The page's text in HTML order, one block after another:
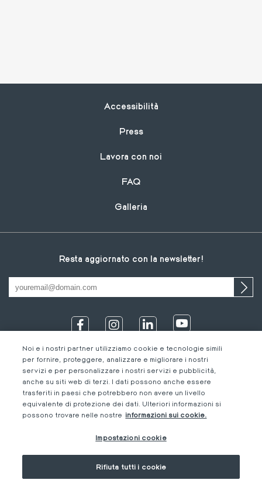
Footer
Accessibilità
Press
Lavora con noi
FAQ
Galleria
Resta aggiornato con la newsletter!
Footer
Informazioni legali
Privacy Policy &
Impostazioni cookie
IT
IT
DE
FR
Noi e i nostri partner utilizziamo cookie e tecnologie simili
per fornire, proteggere, analizzare e migliorare i nostri
servizi e per personalizzare i nostri servizi e pubblicità,
anche su siti web di terzi. I dati possono anche essere
trasferiti in paesi che potrebbero non avere un livello
equivalente di protezione dei dati. Ulteriori informazioni si
possono trovare nelle nostre informazioni sui cookie.
Impostazioni cookie
Rifiuta tutti i cookie